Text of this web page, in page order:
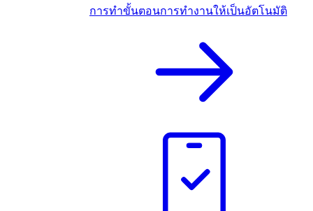
การทำขั้นตอนการทำงานให้เป็นอัตโนมัติ